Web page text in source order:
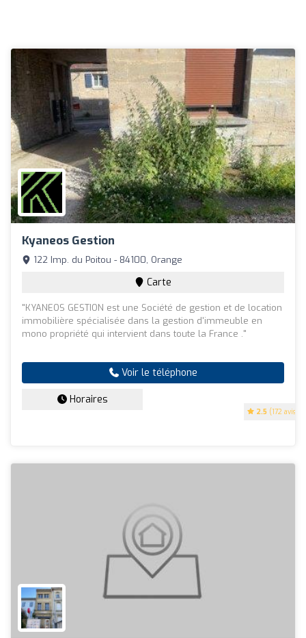
Kyaneos Gestion
2.5 (172 avis)
122 Imp. du Poitou - 84100, Orange
Carte
"KYANEOS GESTION est une Société de gestion et de location
immobilière spécialisée dans la gestion d'immeuble en
mono propriété qui intervient dans toute la France ."
Voir le téléphone
Horaires